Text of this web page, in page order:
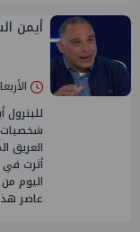
أيمن
الأربعاء 05/نوفمبر/
شخصيات
العريق
أثرت في
اليوم
عاصر